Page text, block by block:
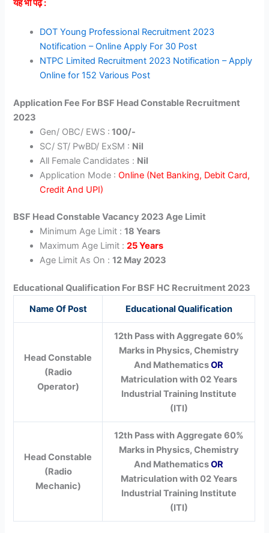
यह भी पढ़ें :
DOT Young Professional Recruitment 2023
Notification – Online Apply For 30 Post
NTPC Limited Recruitment 2023 Notification – Apply
Online for 152 Various Post
Application Fee For BSF Head Constable Recruitment
2023
Gen/ OBC/ EWS : 100/-
SC/ ST/ PwBD/ ExSM : Nil
All Female Candidates : Nil
Application Mode :Online (Net Banking, Debit Card,
Credit And UPI)
BSF Head Constable Vacancy 2023 Age Limit
Minimum Age Limit :18 Years
Maximum Age Limit :25 Years
Age Limit As On :12 May 2023
Educational Qualification For BSF HC Recruitment 2023
Name Of Post
Educational Qualification
Head Constable
(Radio
Operator)
12th Pass with Aggregate 60%
Marks in Physics, Chemistry
And MathematicsOR
Matriculation with 02 Years
Industrial Training Institute
(ITI)
Head Constable
(Radio
Mechanic)
12th Pass with Aggregate 60%
Marks in Physics, Chemistry
And MathematicsOR
Matriculation with 02 Years
Industrial Training Institute
(ITI)